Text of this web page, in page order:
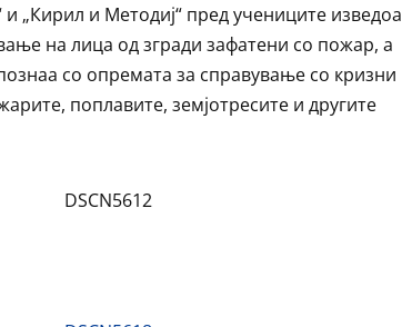
„Кирил и Методиј“ пред учениците изведоа
на лица од згради зафатени со пожар, а
со опремата за справување со кризни
поплавите, земјотресите и другите